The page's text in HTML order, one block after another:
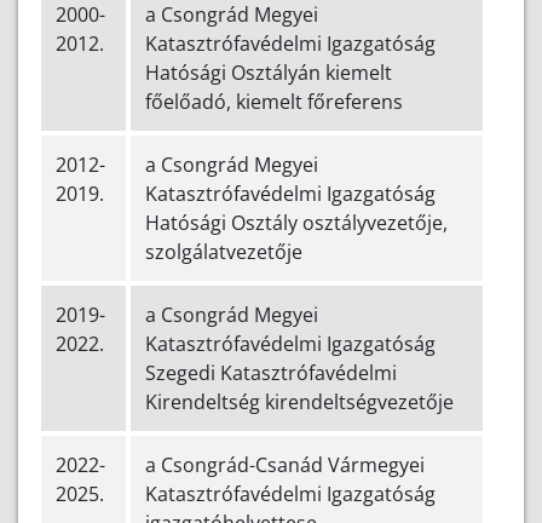
2000-
2012.
a Csongrád Megyei
Katasztrófavédelmi Igazgatóság
Hatósági Osztályán kiemelt
főelőadó, kiemelt főreferens
2012-
2019.
a Csongrád Megyei
Katasztrófavédelmi Igazgatóság
Hatósági Osztály osztályvezetője,
szolgálatvezetője
2019-
2022.
a Csongrád Megyei
Katasztrófavédelmi Igazgatóság
Szegedi Katasztrófavédelmi
Kirendeltség kirendeltségvezetője
2022-
2025.
a Csongrád-Csanád Vármegyei
Katasztrófavédelmi Igazgatóság